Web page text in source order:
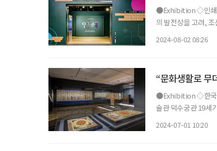
●Exhibition ◇인쇄, 시대의 기억을 품다 일정 8월 31일까지 장소 송파 책박물관 한국 인쇄
의 발전상을 고려,
2024-08-02 08:26
“문화생활로
●Exhibition ◇한국 근현대 자수 : 태양을 잡으려는 새들 일정 8월 4일까지 장소 국립현대미
술관 덕수궁관 19세
2024-07-01 10:20